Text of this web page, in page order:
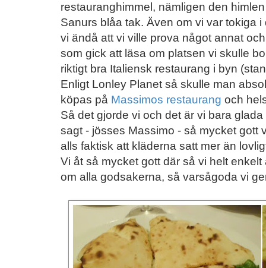
restauranghimmel, nämligen den
Sanurs blåa tak. Även om vi var tokiga
vi ändå att vi ville prova något annat
som gick att läsa om platsen vi skulle
riktigt bra Italiensk restaurang i byn
Enligt Lonley Planet så skulle man
köpas på Massimos restaurang och
Så det gjorde vi och det är vi bara
sagt - jösses Massimo - så mycket gott
alls faktisk att kläderna satt mer än
Vi åt så mycket gott där så vi helt
om alla godsakerna, så varsågoda vi